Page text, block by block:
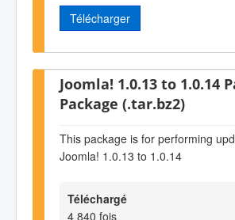
Télécharger
Joomla! 1.0.13 to 1.0.14
Package (.tar.bz2)
This package is for performing
Joomla! 1.0.13 to 1.0.14
Téléchargé
4 840 fois